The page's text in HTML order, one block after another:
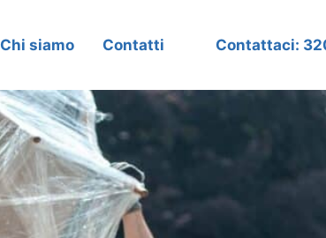
Chi siamo Contatti Contattaci: